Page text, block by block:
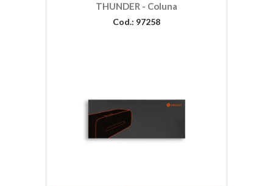
THUNDER - Coluna
Cod.: 97258